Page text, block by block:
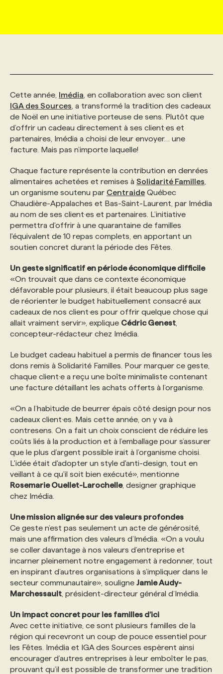
PRIX ET DISTINCTIONS
TENDANCES
GEO/SEO
ÉVÉNEMENTIEL
NOS AUTEUR‧RICES
FAQ
ANNONCEZ AVEC NOUS
FORMATIONS PERSONNALISÉES
NOS FORMATEUR‧RICES
POURQUOI CHOISIR NOS FORMATIONS
NOS TARIFS
PROGRAMMES DE SUBVENTIONS
FAQ
ANNONCEZ AVEC NOUS
NOS TARIFS
NOS EXPERTISES
FAQ
ANNONCEZ AVEC NOUS
Cette année, Imédia , en collaboration avec son client
IGA des Sources , a transformé la tradition des cadeaux
de Noël en une initiative porteuse de sens. Plutôt que
d’offrir un cadeau directement à ses client·es et
partenaires, Imédia a choisi de leur envoyer… une
facture. Mais pas n’importe laquelle!
Chaque facture représente la contribution en denrées
alimentaires achetées et remises à Solidarité Familles
un organisme soutenu par Centraide Québec
Chaudière-Appalaches et Bas-Saint-Laurent, par Imédia
au nom de ses client·es et partenaires. L’initiative
permettra d'offrir à une quarantaine de familles
l'équivalent de 10 repas complets, en apportant un
soutien concret durant la période des Fêtes.
Un geste significatif en période économique difficile
«On trouvait que dans ce contexte économique
défavorable pour plusieurs, il était beaucoup plus sage
de réorienter le budget habituellement consacré aux
cadeaux de nos client·es pour offrir quelque chose qui
allait vraiment servir», explique Cédric Genest
concepteur-rédacteur chez Imédia.
Le budget cadeau habituel a permis de financer tous les
dons remis à Solidarité Familles. Pour marquer ce geste,
chaque client·e a reçu une boîte minimaliste contenant
une facture détaillant les achats offerts à l’organisme.
«On a l’habitude de beurrer épais côté design pour nos
cadeaux client·es. Mais cette année, on y va à
contresens. On a fait un choix conscient de réduire les
coûts liés à la production et à l’emballage pour s’assurer
que le plus d’argent possible irait à l’organisme choisi.
L'idée était d'adopter un style d'anti-design, tout en
veillant à ce qu'il soit bien exécuté», mentionne
Rosemarie Ouellet-Larochelle, designer graphique
chez Imédia.
Une mission alignée sur des valeurs profondes
Ce geste n’est pas seulement un acte de générosité,
mais une affirmation des valeurs d’Imédia. «On a voulu
se coller davantage à nos valeurs d’entreprise et
incarner pleinement notre engagement à redonner, tout
en inspirant d’autres organisations à s’impliquer dans le
secteur communautaire», souligne Jamie Audy-
Marchessault , président-directeur général d’Imédia.
Un impact concret pour les familles d’ici
Avec cette initiative, ce sont plusieurs familles de la
région qui recevront un coup de pouce essentiel pour
les Fêtes. Imédia et IGA des Sources espèrent ainsi
encourager d’autres entreprises à leur emboîter le pas,
prouvant qu’il est possible de transformer une tradition